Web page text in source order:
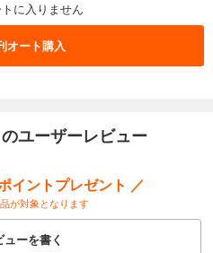
題】
た本
ページ】
愛読者プレゼント
テスト
月号
に入りません
オート購入
ユーザーレビュー
イントプレゼント ／
が対象となります
ューを書く